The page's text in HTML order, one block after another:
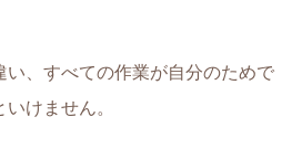
い、すべての作業が自分のためで
けません。